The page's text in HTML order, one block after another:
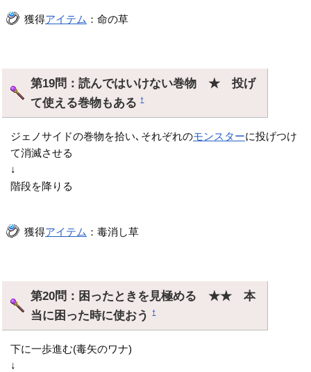
獲得アイテム ：命の草
第19問：読んではいけない巻物 ★ 投げ
て使える巻物もある†
ジェノサイドの巻物を拾い､それぞれのモンスターに投げつけ
て消滅させる
↓
階段を降りる
獲得アイテム ：毒消し草
第20問：困ったときを見極める ★★ 本
当に困った時に使おう†
下に一歩進む(毒矢のワナ)
↓